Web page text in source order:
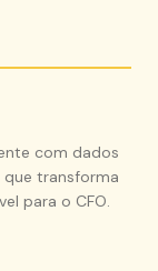
com dados
que transforma
para o CFO.